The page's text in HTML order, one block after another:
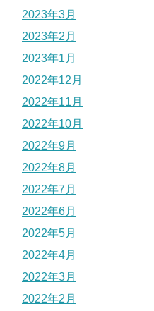
2023年3月
2023年2月
2023年1月
2022年12月
2022年11月
2022年10月
2022年9月
2022年8月
2022年7月
2022年6月
2022年5月
2022年4月
2022年3月
2022年2月